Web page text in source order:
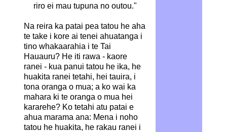
riro ei mau tupuna no outou."
Na reira ka patai pea tatou he aha
te take i kore ai tenei ahuatanga i
tino whakaarahia i te Tai
Hauauru? He iti rawa - kaore
ranei - kua panui tatou he ika, he
huakita ranei tetahi, hei tauira, i
tona oranga o mua; a ko wai ka
mahara ki te oranga o mua hei
kararehe? Ko tetahi atu patai e
ahua marama ana: Mena i noho
tatou he huakita, he rakau ranei i